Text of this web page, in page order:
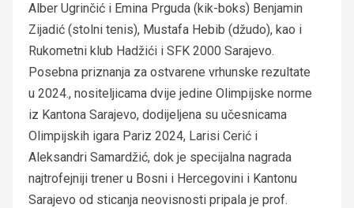
Alber Ugrinčić i Emina Prguda (kik-boks) Benjamin
Zijadić (stolni tenis), Mustafa Hebib (džudo), kao i
Rukometni klub Hadžići i SFK 2000 Sarajevo.
Posebna priznanja za ostvarene vrhunske rezultate
u 2024., nositeljicama dvije jedine Olimpijske norme
iz Kantona Sarajevo, dodijeljena su učesnicama
Olimpijskih igara Pariz 2024, Larisi Cerić i
Aleksandri Samardžić, dok je specijalna nagrada
najtrofejniji trener u Bosni i Hercegovini i Kantonu
Sarajevo od sticanja neovisnosti pripala je prof.